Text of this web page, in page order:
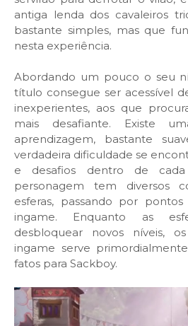
antiga lenda dos cavaleiros
bastante simples, mas que
nesta experiência.
Abordando um pouco o seu
título consegue ser acessível
inexperientes, aos que
mais desafiante. Existe
aprendizagem, bastante
verdadeira dificuldade se
e desafios dentro de
personagem tem diversos
esferas, passando por
ingame. Enquanto as
desbloquear novos níveis,
ingame serve
fatos para Sackboy.